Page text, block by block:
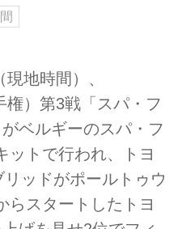
地時間）、
権）第3戦「スパ・フ
ベルギーのスパ・フ
ットで行われ、トヨ
ッドがポールトゥウ
らスタートしたトヨ